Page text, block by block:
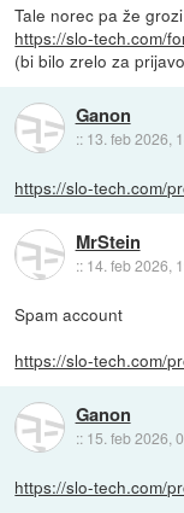
Tale norec pa že
https://slo-tech.com/
(bi bilo zrelo za
Ganon
:: 13. feb 2026,
https://slo-tech.com/
MrStein
:: 14. feb 2026,
Spam account
https://slo-tech.com/
Ganon
:: 15. feb 2026,
https://slo-tech.com/